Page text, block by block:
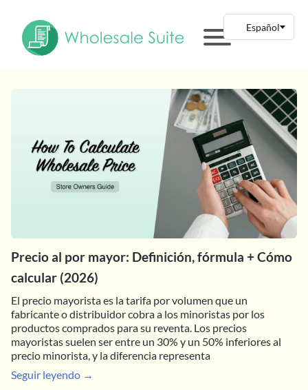
Precio al por mayor: Definición, fórmula + Cómo
calcular (2026)
El precio mayorista es la tarifa por volumen que un
fabricante o distribuidor cobra a los minoristas por los
productos comprados para su reventa. Los precios
mayoristas suelen ser entre un 30% y un 50% inferiores al
precio minorista, y la diferencia representa
Seguir leyendo →